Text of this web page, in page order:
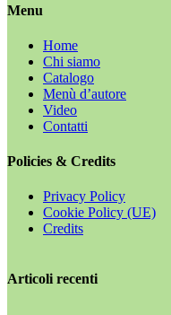
Menu
Home
Chi siamo
Catalogo
Menù d’autore
Video
Contatti
Policies & Credits
Privacy Policy
Cookie Policy (UE)
Credits
Articoli recenti